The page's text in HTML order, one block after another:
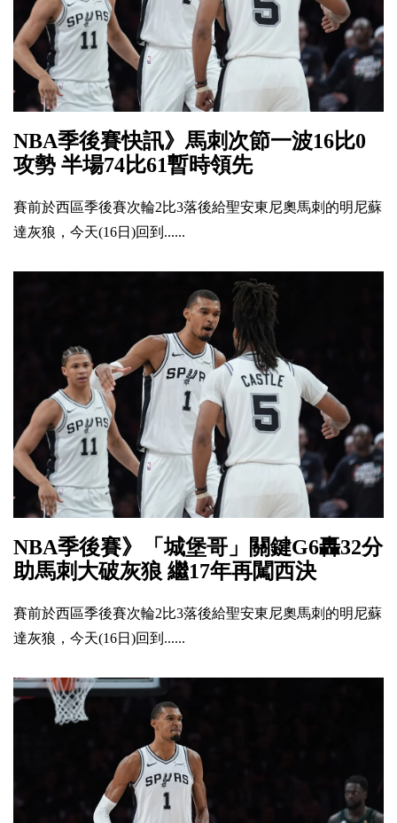
NBA季後賽快訊》馬刺次節一波16比0
攻勢 半場74比61暫時領先
賽前於西區季後賽次輪2比3落後給聖安東尼奧馬刺的明尼蘇
達灰狼，今天(16日)回到......
NBA季後賽》「城堡哥」關鍵G6轟32分
助馬刺大破灰狼 繼17年再闖西決
賽前於西區季後賽次輪2比3落後給聖安東尼奧馬刺的明尼蘇
達灰狼，今天(16日)回到......